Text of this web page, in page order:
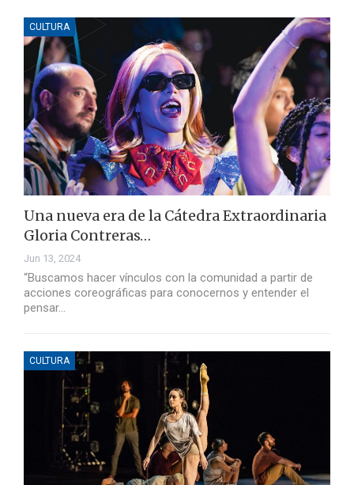
CULTURA
Una nueva era de la Cátedra Extraordinaria
Gloria Contreras…
Jun 13, 2024
“Buscamos hacer vínculos con la comunidad a partir de
acciones coreográficas para conocernos y entender el
pensar…
CULTURA